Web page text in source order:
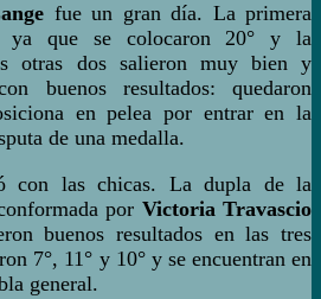
fue un gran día. La primera
ya que se colocaron 20° y la
otras dos salieron muy bien y
buenos resultados: quedaron
en pelea por entrar en la
de una medalla.
con las chicas. La dupla de la
por Victoria Travascio
buenos resultados en las tres
7°, 11° y 10° y se encuentran en
general.